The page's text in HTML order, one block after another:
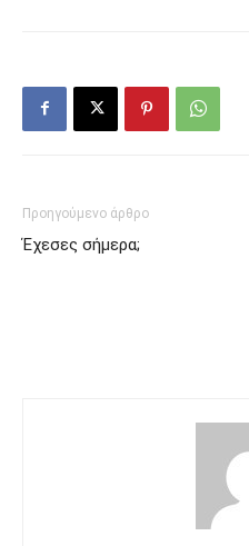
Προηγούμενο άρθρο
Έχεσες σήμερα;